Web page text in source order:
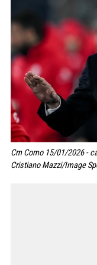
Cm Como 15/01/2026 -
Cristiano Mazzi/Image